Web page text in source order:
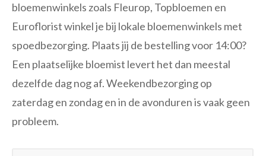
bloemenwinkels zoals Fleurop, Topbloemen en
Euroflorist winkel je bij lokale bloemenwinkels met
spoedbezorging. Plaats jij de bestelling voor 14:00?
Een plaatselijke bloemist levert het dan meestal
dezelfde dag nog af. Weekendbezorging op
zaterdag en zondag en in de avonduren is vaak geen
probleem.